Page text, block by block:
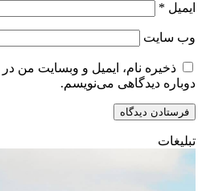
ایمیل *
وب‌ سایت
ذخیره نام، ایمیل و وبسایت من
دوباره دیدگاهی می‌نویسم.
تبلیغات